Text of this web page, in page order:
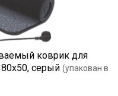
коврик для
серый (упакован в